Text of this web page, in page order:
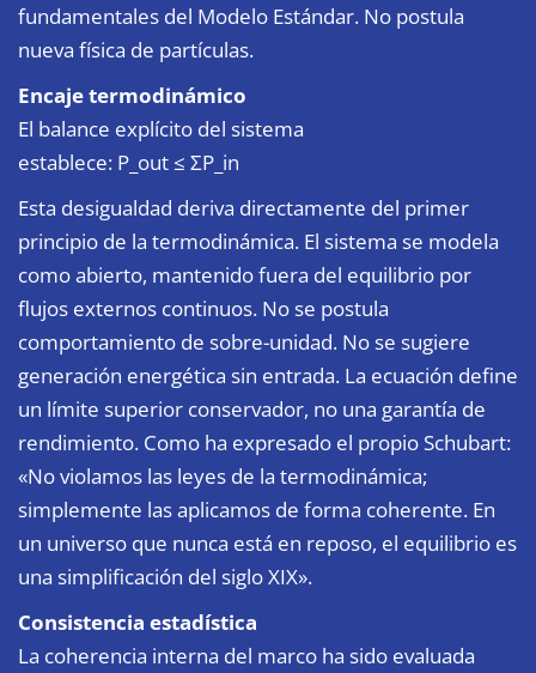
fundamentales del Modelo Estándar. No postula
nueva física de partículas.
Encaje termodinámico
El balance explícito del sistema
establece: P_out ≤ ΣP_in
Esta desigualdad deriva directamente del primer
principio de la termodinámica. El sistema se modela
como abierto, mantenido fuera del equilibrio por
flujos externos continuos. No se postula
comportamiento de sobre-unidad. No se sugiere
generación energética sin entrada. La ecuación define
un límite superior conservador, no una garantía de
rendimiento. Como ha expresado el propio Schubart:
«No violamos las leyes de la termodinámica;
simplemente las aplicamos de forma coherente. En
un universo que nunca está en reposo, el equilibrio es
una simplificación del siglo XIX».
Consistencia estadística
La coherencia interna del marco ha sido evaluada